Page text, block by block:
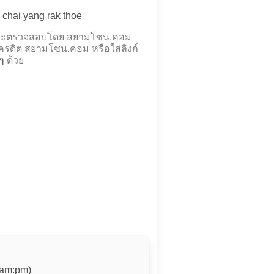
yang rak thoe
ตรวจสอบโดย สยามโซน.คอม
รดิต สยามโซน.คอม หรือใส่ลิงก์
ด้วย